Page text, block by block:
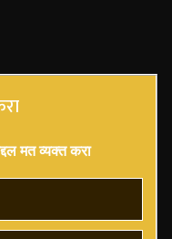
मत व्यक्त करा